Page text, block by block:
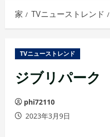
イ
マ
ニ
ー
家 TVニューストレンド
TVニューストレンド
ジブリパーク
phi72110
2023年3月9日